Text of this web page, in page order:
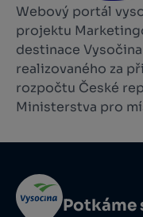
Webový portál
projektu
destinace
realizovaného za
rozpočtu České
Ministerstva pro
Potkáme